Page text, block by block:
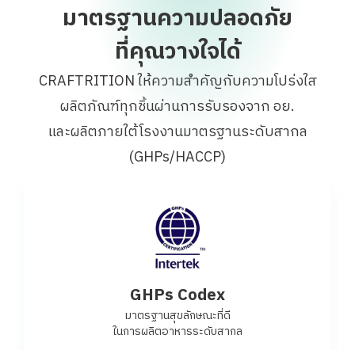
มาตรฐานความปลอดภัย
ที่คุณวางใจได้
CRAFTRITION ให้ความสำคัญกับความโปร่งใส
ผลิตภัณฑ์ทุกชิ้นผ่านการรับรองจาก อย.
และผลิตภายใต้โรงงานมาตรฐานระดับสากล
(GHPs/HACCP)
GHPs Codex
มาตรฐานสุขลักษณะที่ดี
ในการผลิตอาหารระดับสากล